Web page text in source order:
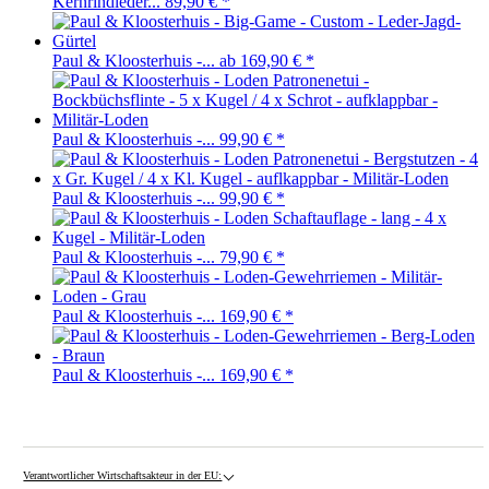
Paul & Kloosterhuis -... ab 169,90 € *
Paul & Kloosterhuis -... 99,90 € *
Paul & Kloosterhuis -... 99,90 € *
Paul & Kloosterhuis -... 79,90 € *
Paul & Kloosterhuis -... 169,90 € *
Paul & Kloosterhuis -... 169,90 € *
Verantwortlicher Wirtschaftsakteur in der EU: